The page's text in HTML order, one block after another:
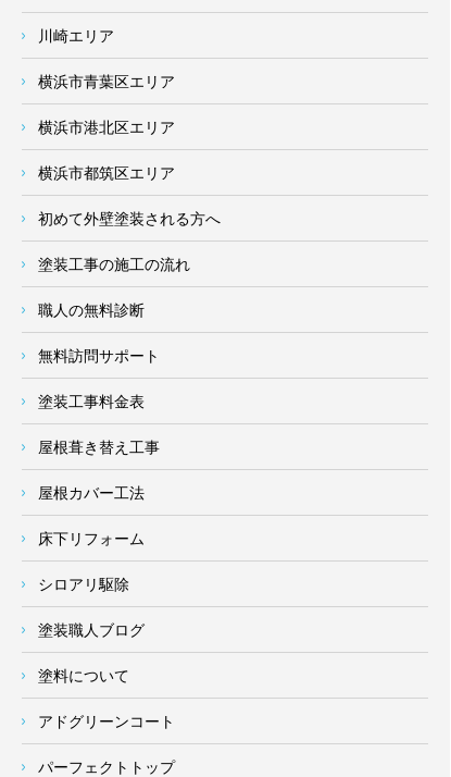
川崎エリア
横浜市青葉区エリア
横浜市港北区エリア
横浜市都筑区エリア
初めて外壁塗装される方へ
塗装工事の施工の流れ
職人の無料診断
無料訪問サポート
塗装工事料金表
屋根葺き替え工事
屋根カバー工法
床下リフォーム
シロアリ駆除
塗装職人ブログ
塗料について
アドグリーンコート
パーフェクトトップ